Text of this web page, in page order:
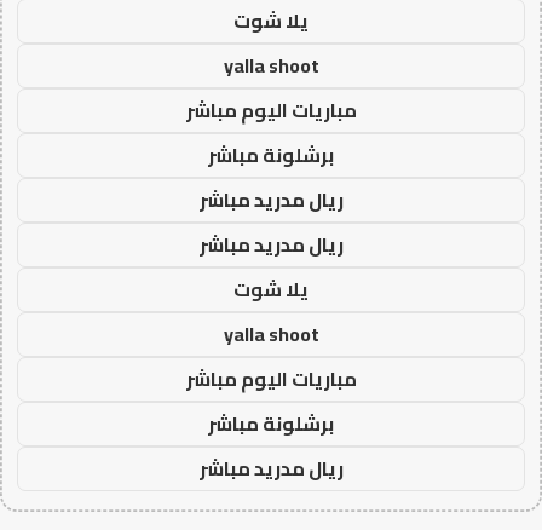
يلا شوت
yalla shoot
مباريات اليوم مباشر
برشلونة مباشر
ريال مدريد مباشر
ريال مدريد مباشر
يلا شوت
yalla shoot
مباريات اليوم مباشر
برشلونة مباشر
ريال مدريد مباشر